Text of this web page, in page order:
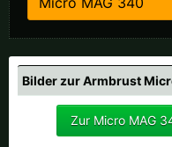
Bilder zur Armbrust
Zur Micro MAG
Lettland |€
Niederlande |€